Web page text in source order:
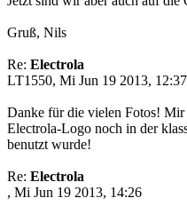
Gruß, Nils
Re: Electrola
LT1550, Mi Jun 19 2013, 12:37
Danke für die vielen Fotos! Mir
Electrola-Logo noch in der
benutzt wurde!
Re: Electrola
, Mi Jun 19 2013, 14:26